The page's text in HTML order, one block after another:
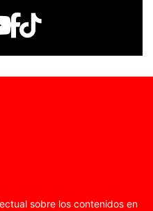
sobre los contenidos en